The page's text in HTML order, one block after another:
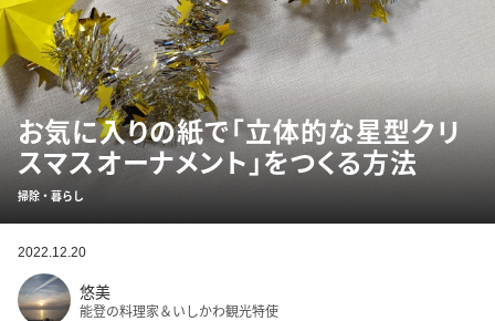
お気に入りの紙で「立体的な星型クリ
スマスオーナメント」をつくる方法
掃除・暮らし
2022.12.20
悠美
能登の料理家＆いしかわ観光特使